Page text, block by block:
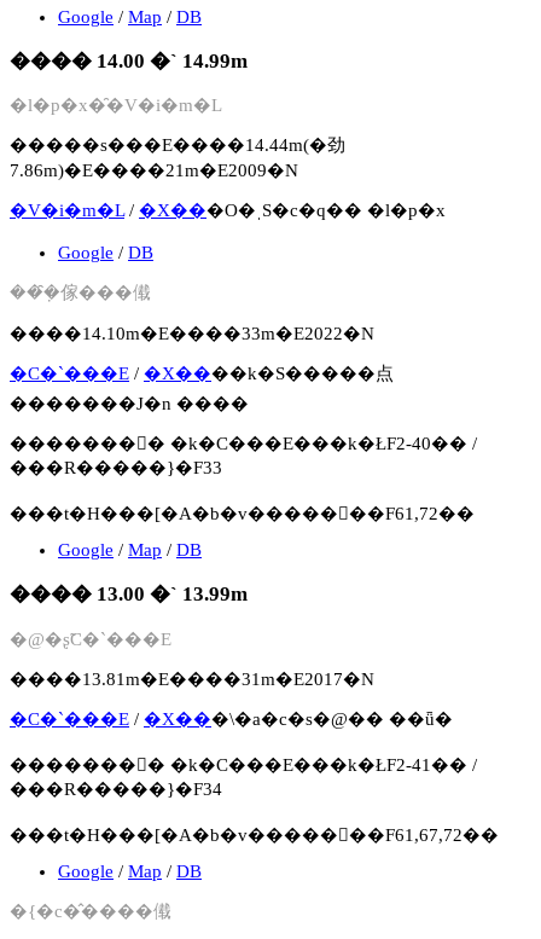
Google / Map / DB
���� 14.00 �` 14.99m
�l�p�x�̑�V�i�m�L
�����s���E����14.44m(�劲
7.86m)�E����21m�E2009�N
�V�i�m�L/ �X���O�ˌS�c�q�� �l�p�x
Google / DB
���݂̑傢���傤
����14.10m�E����33m�E2022�N
�C�`���E / �X����k�S�����点
�������J�n ����
�������񍐏� �k�C���E���k�ŁF2-40�� /
���R�����}�F33
���t�H���[�A�b�v�����񍐏��F61,72��
Google / Map / DB
���� 13.00 �` 13.99m
�@�ʂ̃C�`���E
����13.81m�E����31m�E2017�N
�C�`���E / �X���\�a�c�s�@�� ��ǖ�
�������񍐏� �k�C���E���k�ŁF2-41�� /
���R�����}�F34
���t�H���[�A�b�v�����񍐏��F61,67,72��
Google / Map / DB
�{�c�̂����傤